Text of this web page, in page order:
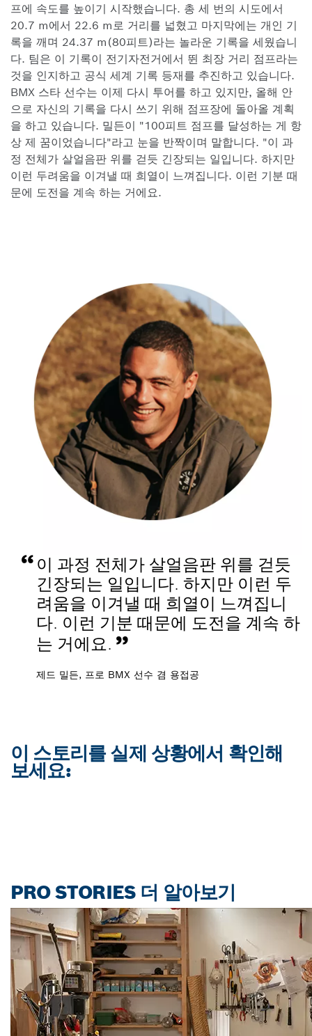
프에 속도를 높이기 시작했습니다. 총 세 번의 시도에서
20.7 m에서 22.6 m로 거리를 넓혔고 마지막에는 개인 기
록을 깨며 24.37 m(80피트)라는 놀라운 기록을 세웠습니
다. 팀은 이 기록이 전기자전거에서 뛴 최장 거리 점프라는
것을 인지하고 공식 세계 기록 등재를 추진하고 있습니다.
BMX 스타 선수는 이제 다시 투어를 하고 있지만, 올해 안
으로 자신의 기록을 다시 쓰기 위해 점프장에 돌아올 계획
을 하고 있습니다. 밀든이 "100피트 점프를 달성하는 게 항
상 제 꿈이었습니다"라고 눈을 반짝이며 말합니다. "이 과
정 전체가 살얼음판 위를 걷듯 긴장되는 일입니다. 하지만
이런 두려움을 이겨낼 때 희열이 느껴집니다. 이런 기분 때
문에 도전을 계속 하는 거에요.
이 과정 전체가 살얼음판 위를 걷듯
긴장되는 일입니다. 하지만 이런 두
려움을 이겨낼 때 희열이 느껴집니
다. 이런 기분 때문에 도전을 계속 하
는 거에요.
제드 밀든, 프로 BMX 선수 겸 용접공
이 스토리를 실제 상황에서 확인해
보세요:
PRO STORIES 더 알아보기